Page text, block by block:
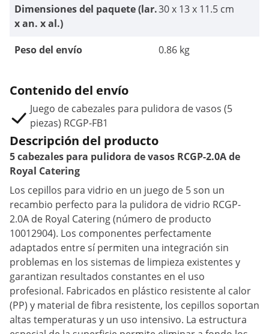
Dimensiones del paquete (lar.
x an. x al.)
30 x 13 x 11.5 cm
Peso del envío 0.86 kg
Contenido del envío
Juego de cabezales para pulidora de vasos (5
piezas) RCGP-FB1
Descripción del producto
5 cabezales para pulidora de vasos RCGP-2.0A de
Royal Catering
Los cepillos para vidrio en un juego de 5 son un
recambio perfecto para la pulidora de vidrio RCGP-
2.0A de Royal Catering (número de producto
10012904). Los componentes perfectamente
adaptados entre sí permiten una integración sin
problemas en los sistemas de limpieza existentes y
garantizan resultados constantes en el uso
profesional. Fabricados en plástico resistente al calor
(PP) y material de fibra resistente, los cepillos soportan
altas temperaturas y un uso intensivo. La estructura